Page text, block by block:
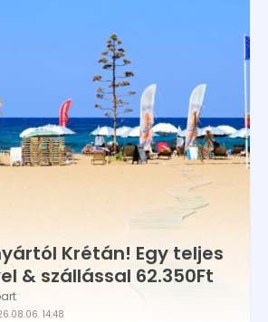
Krétán! Egy teljes
& szállással 62.350Ft
14:48